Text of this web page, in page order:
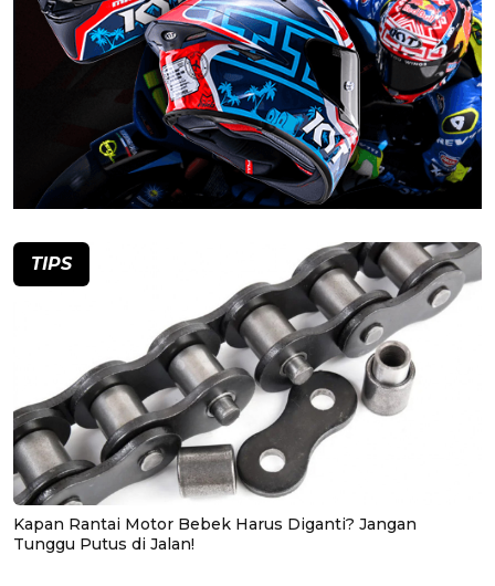
TIPS
Kapan Rantai Motor Bebek Harus Diganti? Jangan
Tunggu Putus di Jalan!